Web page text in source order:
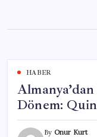
content
HABER
Dönem:
By Onur Kurt